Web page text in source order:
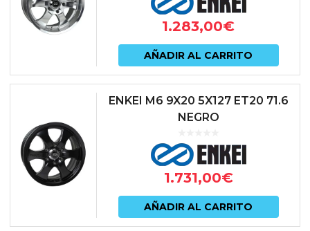
1.283,00€
AÑADIR AL CARRITO
ENKEI M6 9X20 5X127 ET20 71.6
NEGRO
1.731,00€
AÑADIR AL CARRITO